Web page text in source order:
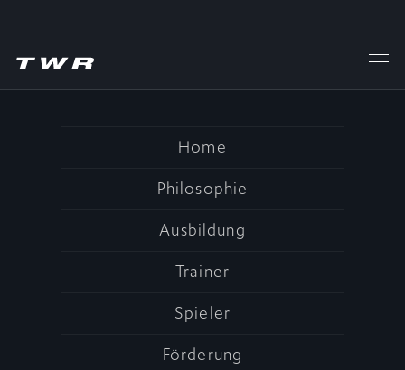
Home
Philosophie
Ausbildung
Trainer
Spieler
Förderung
NORDMANNGASSE 24, 1210
WIEN